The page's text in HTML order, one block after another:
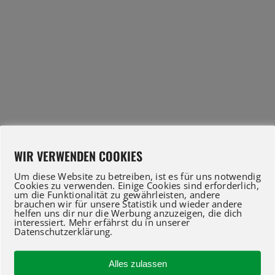
Profis für Verkauf und Service beraten Sie gerne.
an oder nutzen Sie unser Kontaktformular für eine
WIR VERWENDEN COOKIES
Um diese Website zu betreiben, ist es für uns notwendig
Cookies zu verwenden. Einige Cookies sind erforderlich,
um die Funktionalität zu gewährleisten, andere
brauchen wir für unsere Statistik und wieder andere
helfen uns dir nur die Werbung anzuzeigen, die dich
interessiert. Mehr erfährst du in unserer
Datenschutzerklärung.
Alles zulassen